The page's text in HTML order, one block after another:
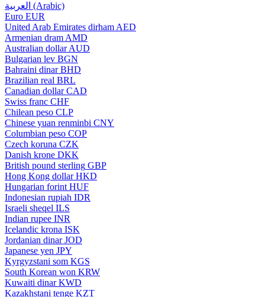
العربية (Arabic)
Euro EUR
United Arab Emirates dirham AED
Armenian dram AMD
Australian dollar AUD
Bulgarian lev BGN
Bahraini dinar BHD
Brazilian real BRL
Canadian dollar CAD
Swiss franc CHF
Chilean peso CLP
Chinese yuan renminbi CNY
Columbian peso COP
Czech koruna CZK
Danish krone DKK
British pound sterling GBP
Hong Kong dollar HKD
Hungarian forint HUF
Indonesian rupiah IDR
Israeli sheqel ILS
Indian rupee INR
Icelandic krona ISK
Jordanian dinar JOD
Japanese yen JPY
Kyrgyzstani som KGS
South Korean won KRW
Kuwaiti dinar KWD
Kazakhstani tenge KZT